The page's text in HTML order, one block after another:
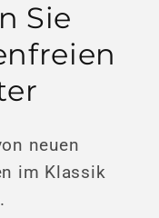
Sie
neuen
im Klassik